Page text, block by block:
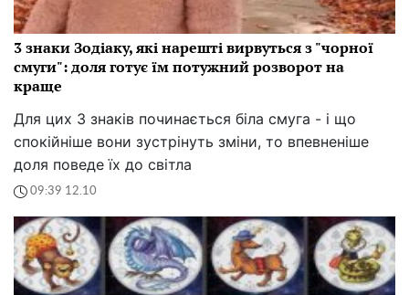
3 знаки Зодіаку, які нарешті вирвуться з "чорної
смуги": доля готує їм потужний розворот на
краще
Для цих 3 знаків починається біла смуга - і що
спокійніше вони зустрінуть зміни, то впевненіше
доля поведе їх до світла
09:39 12.10